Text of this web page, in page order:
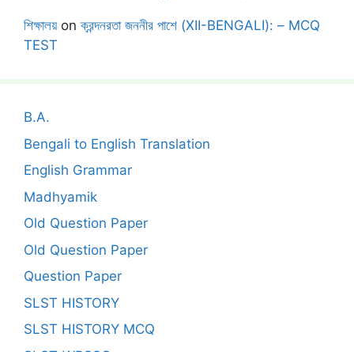
শিক্ষালয়onক্রন্দনরতা জননীর পাশে (XII-BENGALI): – MCQ
TEST
B.A.
Bengali to English Translation
English Grammar
Madhyamik
Old Question Paper
Old Question Paper
Question Paper
SLST HISTORY
SLST HISTORY MCQ